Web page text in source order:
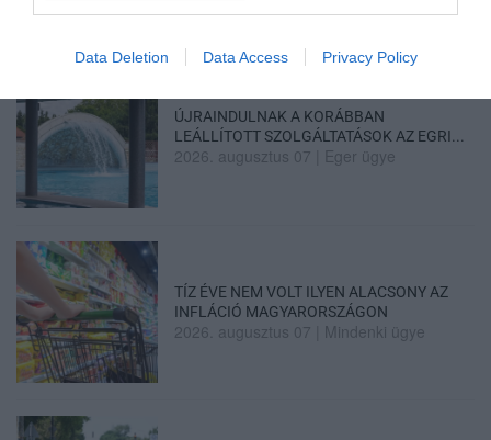
Data Deletion Data Access Privacy Policy
ÚJRAINDULNAK A KORÁBBAN
LEÁLLÍTOTT SZOLGÁLTATÁSOK AZ EGRI...
2026. augusztus 07 Eger ügye
TÍZ ÉVE NEM VOLT ILYEN ALACSONY AZ
INFLÁCIÓ MAGYARORSZÁGON
2026. augusztus 07 Mindenki ügye